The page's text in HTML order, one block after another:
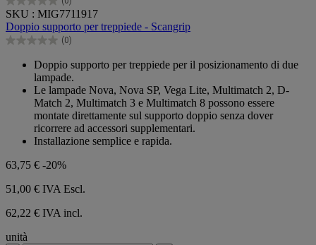
0.0
su
5
stelle.
SKU : MIG7711917
Doppio supporto per treppiede - Scangrip
(0)
0.0
Doppio supporto per treppiede per il posizionamento di due
lampade.
Le lampade Nova, Nova SP, Vega Lite, Multimatch 2, D-
Match 2, Multimatch 3 e Multimatch 8 possono essere
montate direttamente sul supporto doppio senza dover
ricorrere ad accessori supplementari.
Installazione semplice e rapida.
63,75 € -20%
51,00 € IVA Escl.
62,22 € IVA incl.
unità